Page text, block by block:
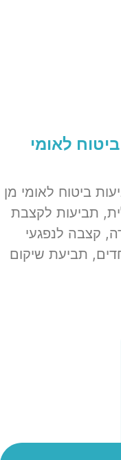
לאומי
ביטוח לאומי מן
תביעות לקצבת
קצבה לנפגעי
תביעת שיקום